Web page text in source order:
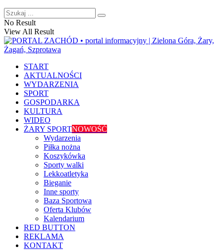
No Result
View All Result
START
AKTUALNOŚCI
WYDARZENIA
SPORT
GOSPODARKA
KULTURA
WIDEO
ŻARY SPORTNOWOŚĆ
Wydarzenia
Piłka nożna
Koszykówka
Sporty walki
Lekkoatletyka
Bieganie
Inne sporty
Baza Sportowa
Oferta Klubów
Kalendarium
RED BUTTON
REKLAMA
KONTAKT